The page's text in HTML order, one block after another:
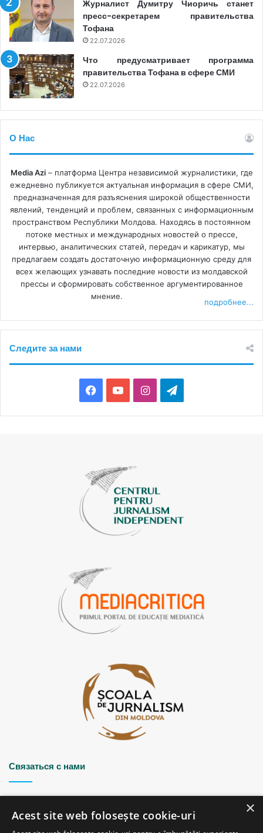
Журналист Думитру Чиоричь станет
пресс-секретарем правительства
Тофана
22.07.2026
Что предусматривает программа
правительства Тофана в сфере СМИ
22.07.2026
О Нас
Media Azi– платформа Центра независимой журналистики, где
ежедневно публикуется актуальная информация в сфере СМИ,
предназначенная для разъяснения широкой общественности
явлений, тенденций и проблем, связанных с информационным
пространством Республики Молдова. Находясь в постоянном
потоке местных и международных новостей о прессе,
интервью, аналитических статей, передач и карикатур, мы
предлагаем создать достаточную информационную среду для
всех желающих узнавать последние новости из молдавской
прессы и сформировать собственное аргументированное
мнение.
подробнее...
Следите за нами
Facebook
YouTubeInstagramTelegram
Связаться с нами
Strada Șciusev, 53
2012 Chișinău, Republica Moldova
×
Acest site web folosește cookie-uri